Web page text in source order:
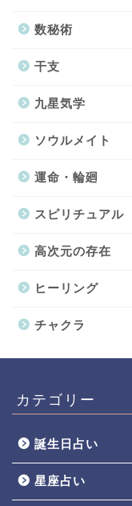
数秘術
干支
九星気学
ソウルメイト
運命・輪廻
スピリチュアル
高次元の存在
ヒーリング
チャクラ
カテゴリー
誕生日占い
星座占い